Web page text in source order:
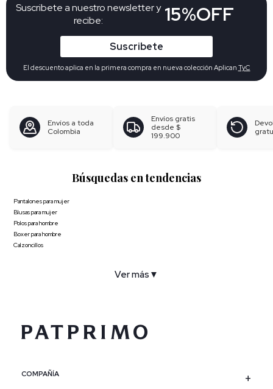
Suscribete a nuestro newsletter y
recibe:
15%OFF
Suscribete
El descuento aplica en la primera compra en nueva colección Aplican TyC
Envíos a toda
Colombia
Envíos gratis
desde $
199.900
Búsquedas en tendencias
Pantalones para mujer
Blusas para mujer
Polos para hombre
Boxer para hombre
Calzoncillos
Ver más ▼
COMPAÑÍA